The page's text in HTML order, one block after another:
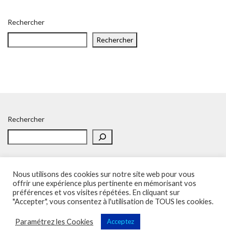
Rechercher
Rechercher
Rechercher
Accueil Politique de confidentialité Adhésion
Contacts
SOS – Demande d’aide
Politique de confidentialité
Sup'Recherche - UNSA 2023 (illustrations de Freepik)
Nous utilisons des cookies sur notre site web pour vous
offrir une expérience plus pertinente en mémorisant vos
préférences et vos visites répétées. En cliquant sur
"Accepter", vous consentez à l'utilisation de TOUS les cookies.
Paramétrez les Cookies Acceptez